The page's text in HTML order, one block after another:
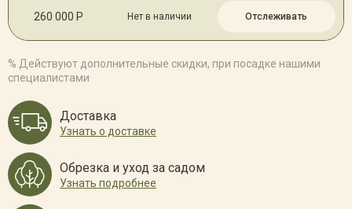
260 000 Р Нет в наличии Отслеживать
% Действуют дополнительные скидки, при посадке нашими
специалистами
Доставка
Узнать о доставке
Обрезка и уход за садом
Узнать подробнее